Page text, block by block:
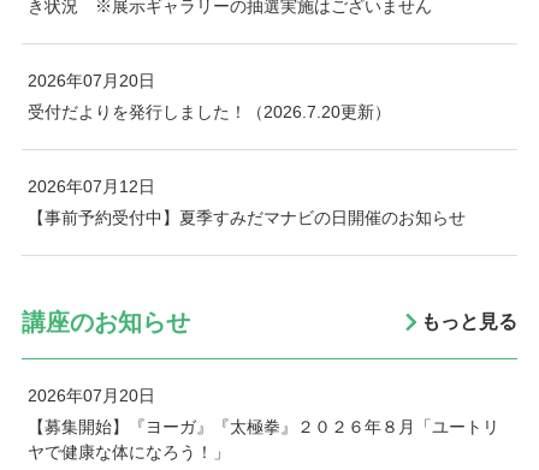
き状況 ※展示ギャラリーの抽選実施はございません
2026年07月20日
受付だよりを発行しました！（2026.7.20更新）
2026年07月12日
【事前予約受付中】夏季すみだマナビの日開催のお知らせ
講座のお知らせ もっと見る
2026年07月20日
【募集開始】『ヨーガ』『太極拳』２０２６年８月「ユートリ
ヤで健康な体になろう！」